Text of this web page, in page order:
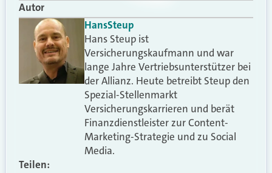
Autor
HansSteup
Hans Steup ist
Versicherungskaufmann und war
lange Jahre Vertriebsunterstützer bei
der Allianz. Heute betreibt Steup den
Spezial-Stellenmarkt
Versicherungskarrieren und berät
Finanzdienstleister zur Content-
Marketing-Strategie und zu Social
Media.
Teilen: